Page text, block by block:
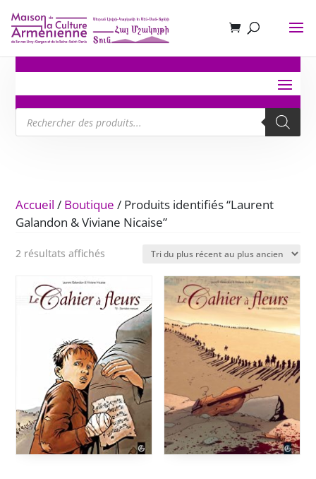
Recherche
de
produits
Accueil / Boutique / Produits identifiés “Laurent
Galandon & Viviane Nicaise”
2 résultats affichés
plus
récent
plus
ancien